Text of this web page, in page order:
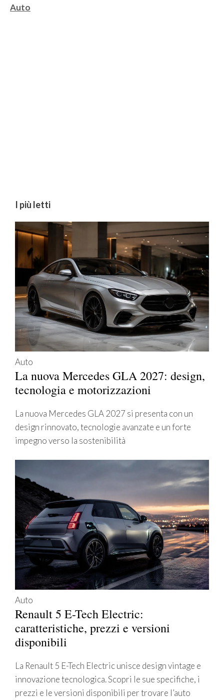
Categorie
Auto
I più letti
Auto
La nuova Mercedes GLA 2027: design,
tecnologia e motorizzazioni
La nuova Mercedes GLA 2027 si presenta con un
design rinnovato, tecnologie avanzate e un forte
impegno verso la sostenibilità
Auto
Renault 5 E-Tech Electric:
caratteristiche, prezzi e versioni
disponibili
La Renault 5 E-Tech Electric unisce design vintage e
innovazione tecnologica. Scopri le sue specifiche, i
prezzi e le versioni disponibili per trovare l’auto